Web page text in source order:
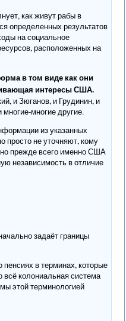
как живут рабы в
определенных результатов
на социальное
расположенных на
в том виде как они
интересы США.
и Зюганов, и Грудинин, и
многие другие.
из указанных
просто не уточняют, кому
прежде всего именно США
независимость в отличие
задаёт границы
пенсиях в терминах, которые
всё колониальная система
этой терминологией